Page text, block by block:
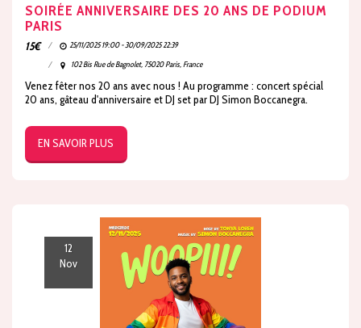
SOIRÉE ANNIVERSAIRE DES 20 ANS DE PODIUM
PARIS
15€ 25/11/2025 19:00 - 30/09/2025 22:39
102 Bis Rue de Bagnolet, 75020 Paris, France
Venez fêter nos 20 ans avec nous ! Au programme : concert spécial
20 ans, gâteau d'anniversaire et DJ set par DJ Simon Boccanegra.
EN SAVOIR PLUS
12
Nov